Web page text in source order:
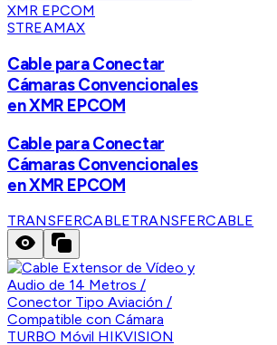
STREAMAX
Cable para Conectar
Cámaras Convencionales
en XMR EPCOM
Cable para Conectar
Cámaras Convencionales
en XMR EPCOM
TRANSFERCABLETRANSFERCABLE